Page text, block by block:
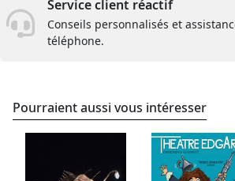
Service client réactif
Conseils personnalisés et
téléphone.
Pourraient aussi vous intéresser